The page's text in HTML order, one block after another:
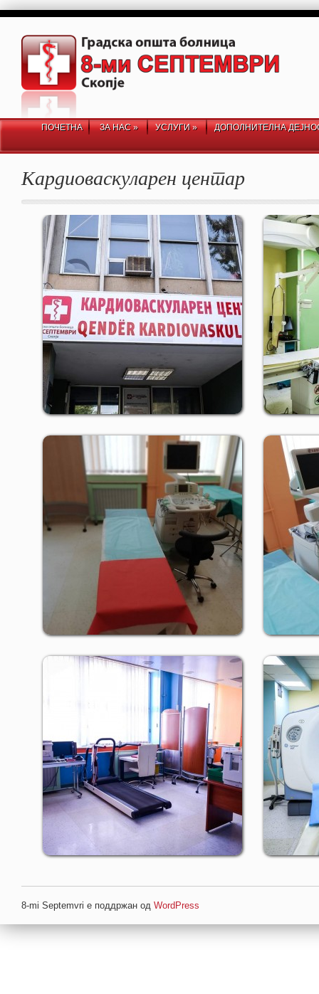
ПОЧЕТНА ЗА НАС» УСЛУГИ» ДОПОЛНИТЕЛНА
Кардиоваскуларен центар
8-mi Septemvri е поддржан од WordPress